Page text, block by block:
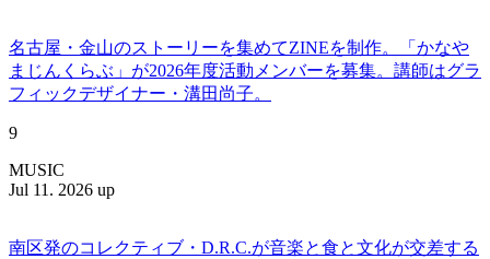
名古屋・金山のストーリーを集めてZINEを制作。「かなや
まじんくらぶ」が2026年度活動メンバーを募集。講師はグラ
フィックデザイナー・溝田尚子。
9
MUSIC
Jul 11. 2026 up
南区発のコレクティブ・D.R.C.が⾳楽と⾷と⽂化が交差する